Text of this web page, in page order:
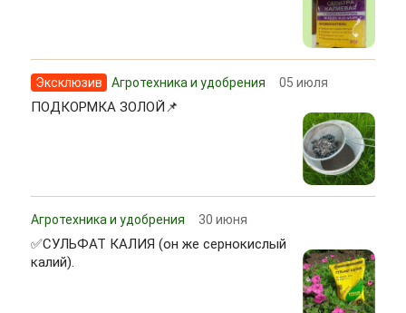
Эксклюзив Агротехника и удобрения 05 июля
ПОДКОРМКА ЗОЛОЙ📌
Агротехника и удобрения 30 июня
✅СУЛЬФАТ КАЛИЯ (он же сернокислый
калий).